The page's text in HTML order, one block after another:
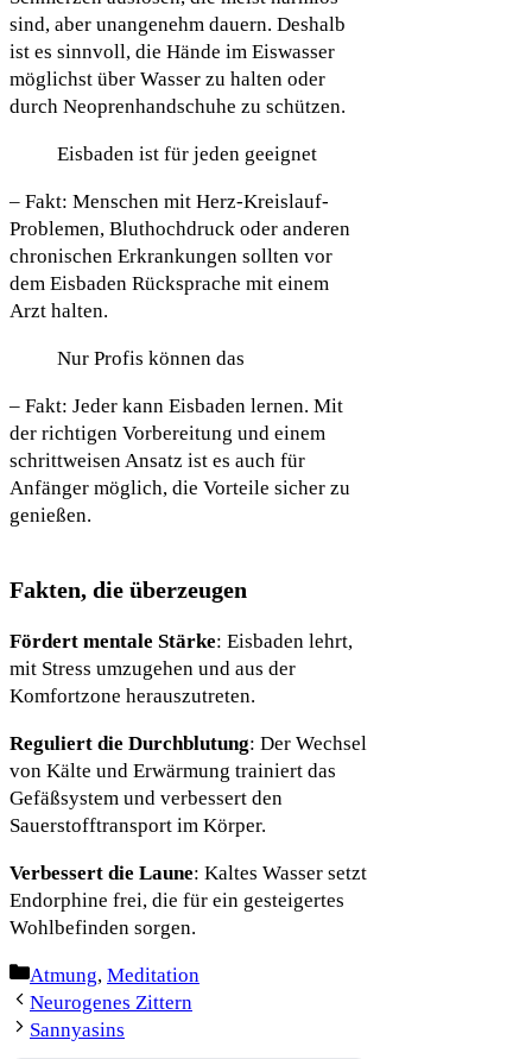
sind, aber unangenehm dauern. Deshalb
ist es sinnvoll, die Hände im Eiswasser
möglichst über Wasser zu halten oder
durch Neoprenhandschuhe zu schützen.
Eisbaden ist für jeden geeignet
– Fakt: Menschen mit Herz-Kreislauf-
Problemen, Bluthochdruck oder anderen
chronischen Erkrankungen sollten vor
dem Eisbaden Rücksprache mit einem
Arzt halten.
Nur Profis können das
– Fakt: Jeder kann Eisbaden lernen. Mit
der richtigen Vorbereitung und einem
schrittweisen Ansatz ist es auch für
Anfänger möglich, die Vorteile sicher zu
genießen.
Fakten, die überzeugen
Fördert mentale Stärke: Eisbaden lehrt,
mit Stress umzugehen und aus der
Komfortzone herauszutreten.
Reguliert die Durchblutung: Der Wechsel
von Kälte und Erwärmung trainiert das
Gefäßsystem und verbessert den
Sauerstofftransport im Körper.
Verbessert die Laune: Kaltes Wasser setzt
Endorphine frei, die für ein gesteigertes
Wohlbefinden sorgen.
Categories
Atmung, Meditation
Neurogenes Zittern
Sannyasins